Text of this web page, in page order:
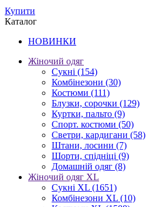
Купити
Каталог
НОВИНКИ
Жіночий одяг
Сукні (154)
Комбінезони (30)
Костюми (111)
Блузки, сорочки (129)
Куртки, пальто (9)
Спорт. костюми (50)
Светри, кардигани (58)
Штани, лосини (7)
Шорти, спідніці (9)
Домашній одяг (8)
Жіночий одяг XL
Cукні XL (1651)
Комбінезони XL (10)